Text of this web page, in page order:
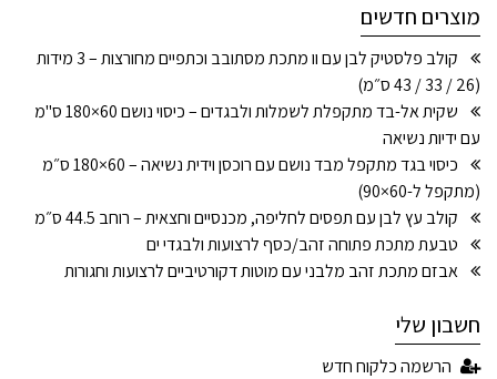
מוצרים חדשים
קולב פלסטיק לבן עם וו מתכת מסתובב וכתפיים מחורצות – 3 מידות
(26 / 33 / 43 ס״מ)
שקית אל-בד מתקפלת לשמלות ולבגדים – כיסוי נושם 60×180 ס"מ
עם ידיות נשיאה
כיסוי בגד מתקפל מבד נושם עם רוכסן וידית נשיאה – 60×180 ס״מ
(מתקפל ל-60×90)
קולב עץ לבן עם תפסים לחליפה, מכנסיים וחצאית – רוחב 44.5 ס״מ
טבעת מתכת פתוחה זהב/כסף לרצועות ולבגדי ים
אבזם מתכת זהב מלבני עם מוטות דקורטיביים לרצועות וחגורות
חשבון שלי
הרשמה כלקוח חדש